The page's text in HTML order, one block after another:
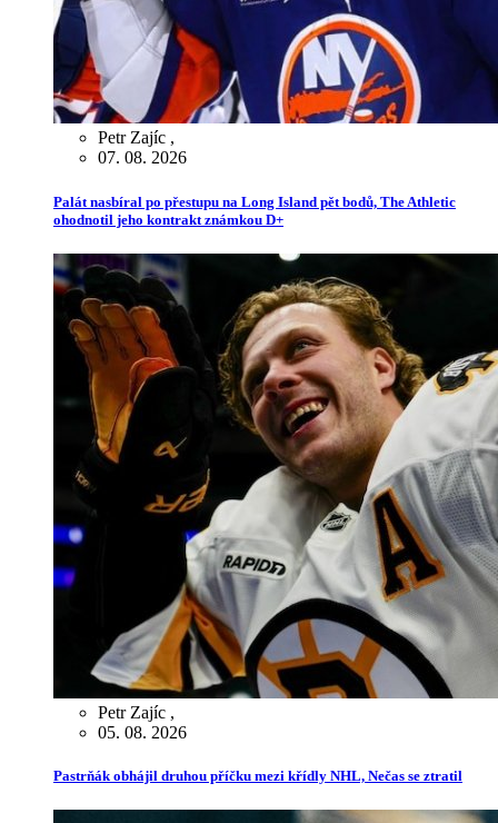
Petr Zajíc ,
07. 08. 2026
Palát nasbíral po přestupu na Long Island pět bodů, The Athletic
ohodnotil jeho kontrakt známkou D+
Petr Zajíc ,
05. 08. 2026
Pastrňák obhájil druhou příčku mezi křídly NHL, Nečas se ztratil